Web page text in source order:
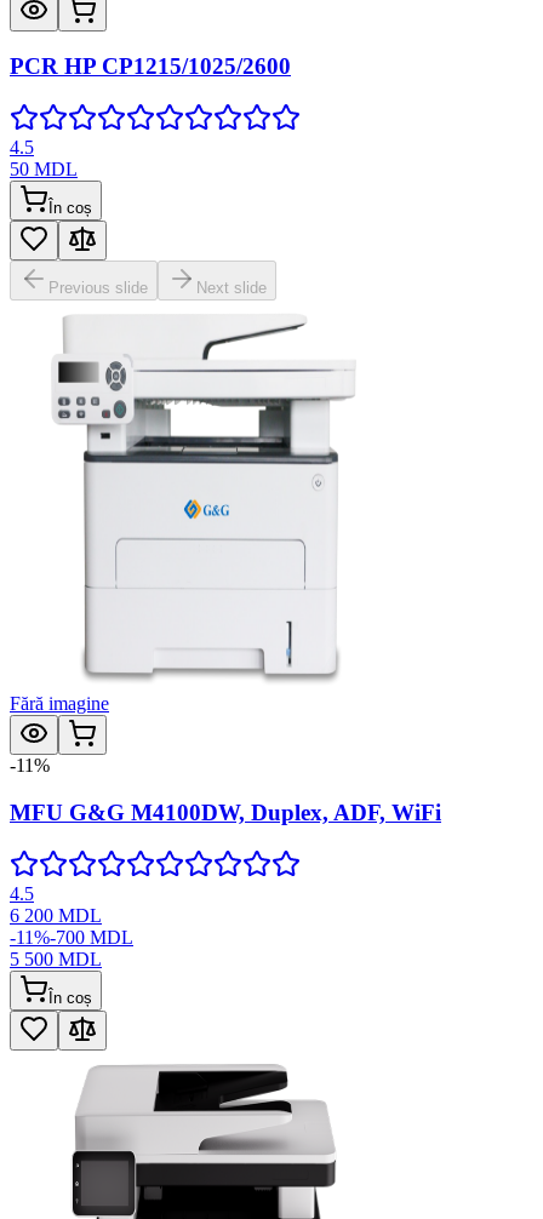
PCR HP CP1215/1025/2600
4.5
50 MDL
În coș
Previous slide Next slide
Fără imagine
-11%
MFU G&G M4100DW, Duplex, ADF, WiFi
4.5
6 200 MDL
-11%-700 MDL
5 500 MDL
În coș